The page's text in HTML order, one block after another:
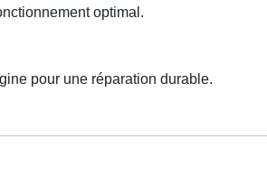
optimal.
pour une réparation durable.